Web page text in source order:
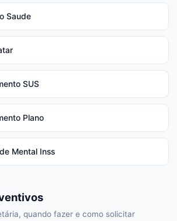
Saude
SUS
Plano
Mental Inss
quando fazer e como solicitar